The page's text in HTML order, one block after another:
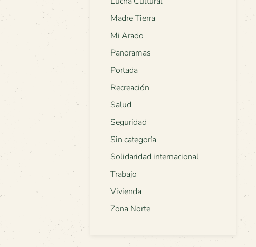
Madre Tierra
Mi Arado
Panoramas
Portada
Recreación
Salud
Seguridad
Sin categoría
Solidaridad internacional
Trabajo
Vivienda
Zona Norte